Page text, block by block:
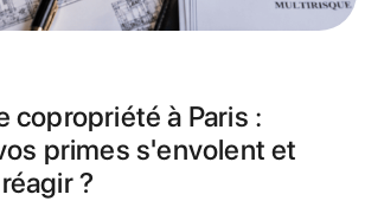
copropriété à Paris :
primes s'envolent et
?